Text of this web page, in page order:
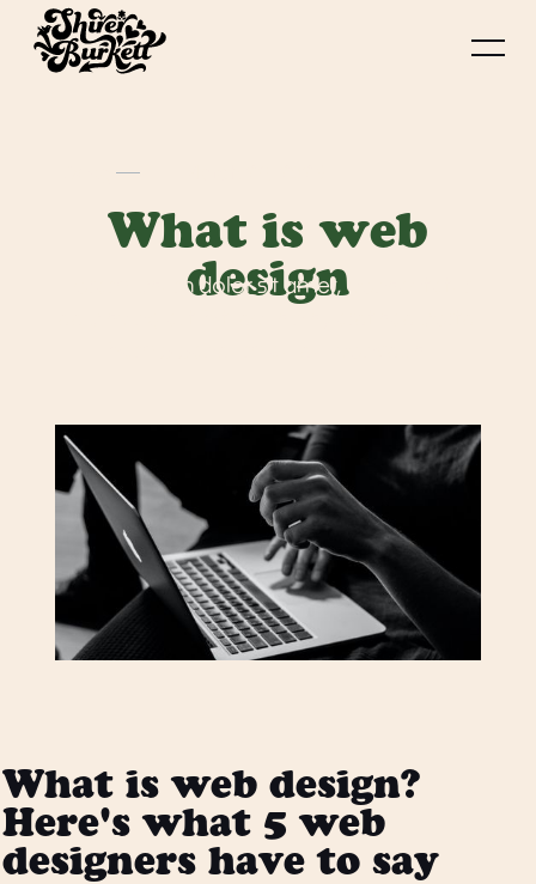
Design
What is web
design
Lorem ipsum dolor sit amet, consectetur
What is web design?
Here's what 5 web
designers have to say